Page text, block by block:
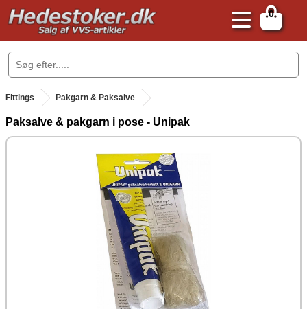
0
.
Fittings Pakgarn & Paksalve
Paksalve & pakgarn i pose - Unipak